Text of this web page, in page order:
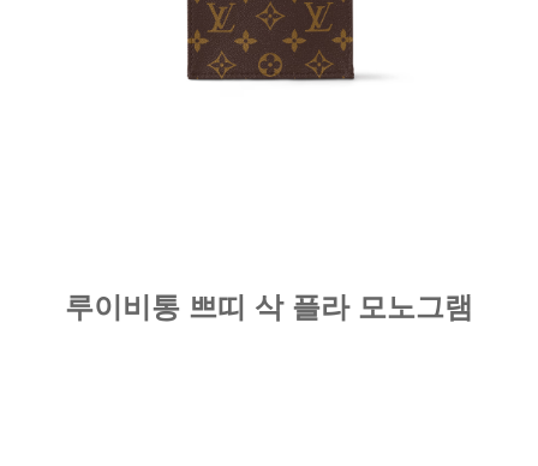
루이비통 쁘띠 삭 플라 모노그램